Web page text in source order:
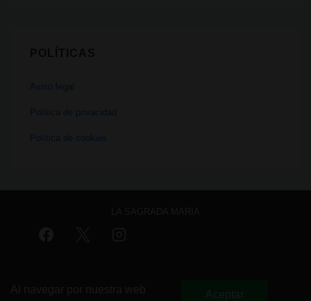
Aviso legal
Política de privacidad
Política de cookies
Aceptar